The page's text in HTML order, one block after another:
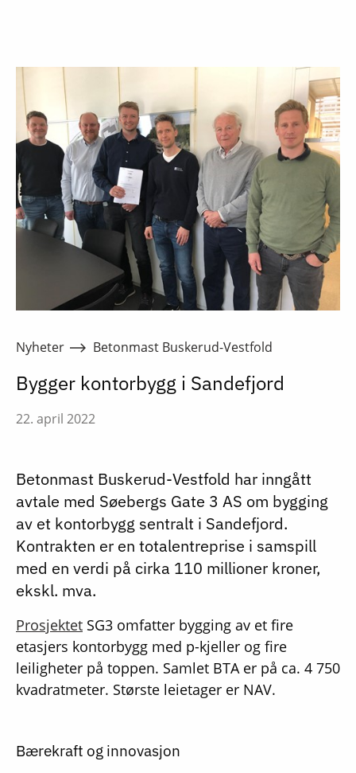
Nyheter Betonmast Buskerud-Vestfold
Bygger kontorbygg i Sandefjord
22. april 2022
Betonmast Buskerud-Vestfold har inngått
avtale med Søebergs Gate 3 AS om bygging
av et kontorbygg sentralt i Sandefjord.
Kontrakten er en totalentreprise i samspill
med en verdi på cirka 110 millioner kroner,
ekskl. mva.
Prosjektet SG3 omfatter bygging av et fire
etasjers kontorbygg med p-kjeller og fire
leiligheter på toppen. Samlet BTA er på ca. 4 750
kvadratmeter. Største leietager er NAV.
Bærekraft og innovasjon